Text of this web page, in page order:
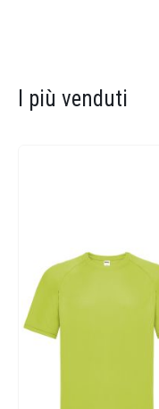
I più venduti